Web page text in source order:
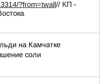
?from=twall// КП -
на Камчатке
соли